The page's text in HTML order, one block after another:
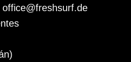
office@freshsurf.de
)